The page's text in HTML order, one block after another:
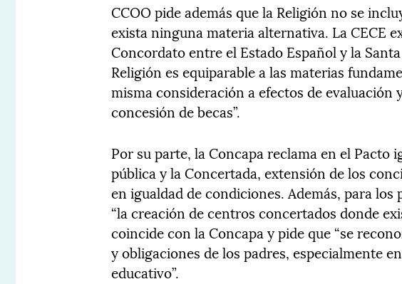
CCOO pide además que la Religión no se
exista ninguna materia alternativa. La CECE
Concordato entre el Estado Español y la
Religión es equiparable a las materias
misma consideración a efectos de evaluación
concesión de becas”.
Por su parte, la Concapa reclama en el Pacto
pública y la Concertada, extensión de los
en igualdad de condiciones. Además, para
“la creación de centros concertados donde
coincide con la Concapa y pide que “se
y obligaciones de los padres, especialmente
educativo”.